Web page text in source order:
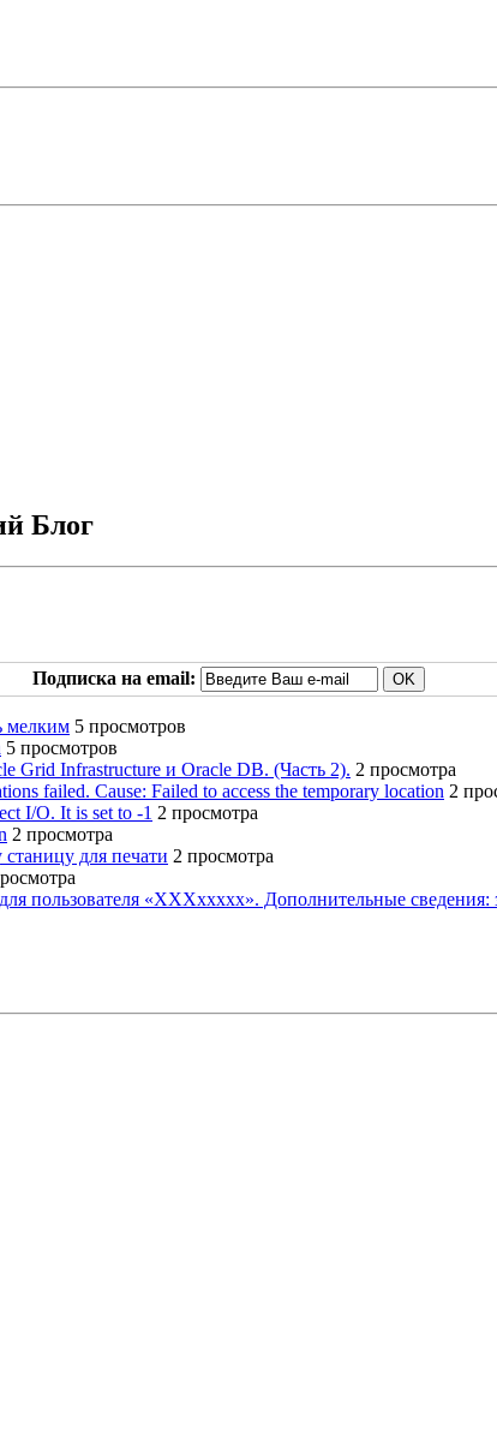
Блог
Подписка на email:
мелким 5 просмотров
5 просмотров
Grid Infrastructure и Oracle DB. (Часть 2). 2 просмотра
failed. Cause: Failed to access the temporary location 2
I/O. It is set to -1 2 просмотра
2 просмотра
для печати 2 просмотра
пользователя «XXXxxxxx». Дополнительные